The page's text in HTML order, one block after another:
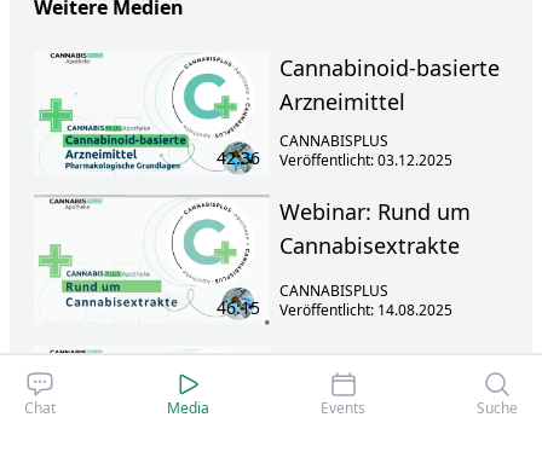
Weitere Medien
42:36
Cannabinoid-basierte
Arzneimittel
CANNABISPLUS
Veröffentlicht: 03.12.2025
46:15
Webinar: Rund um
Cannabisextrakte
CANNABISPLUS
Veröffentlicht: 14.08.2025
Cannabinoidtherapie
bei onkologischen
Chat Media Events Suche